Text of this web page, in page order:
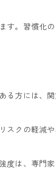
す。習慣化
る方には、
スクの軽減
度は、専門